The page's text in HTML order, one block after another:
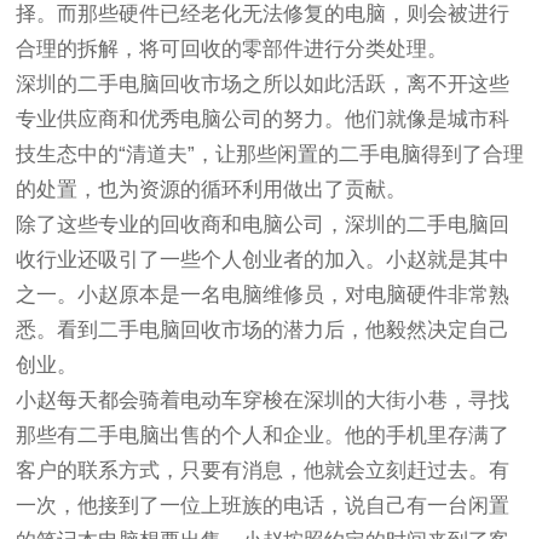
择。而那些硬件已经老化无法修复的电脑，则会被进行
合理的拆解，将可回收的零部件进行分类处理。
深圳的二手电脑回收市场之所以如此活跃，离不开这些
专业供应商和优秀电脑公司的努力。他们就像是城市科
技生态中的“清道夫”，让那些闲置的二手电脑得到了合理
的处置，也为资源的循环利用做出了贡献。
除了这些专业的回收商和电脑公司，深圳的二手电脑回
收行业还吸引了一些个人创业者的加入。小赵就是其中
之一。小赵原本是一名电脑维修员，对电脑硬件非常熟
悉。看到二手电脑回收市场的潜力后，他毅然决定自己
创业。
小赵每天都会骑着电动车穿梭在深圳的大街小巷，寻找
那些有二手电脑出售的个人和企业。他的手机里存满了
客户的联系方式，只要有消息，他就会立刻赶过去。有
一次，他接到了一位上班族的电话，说自己有一台闲置